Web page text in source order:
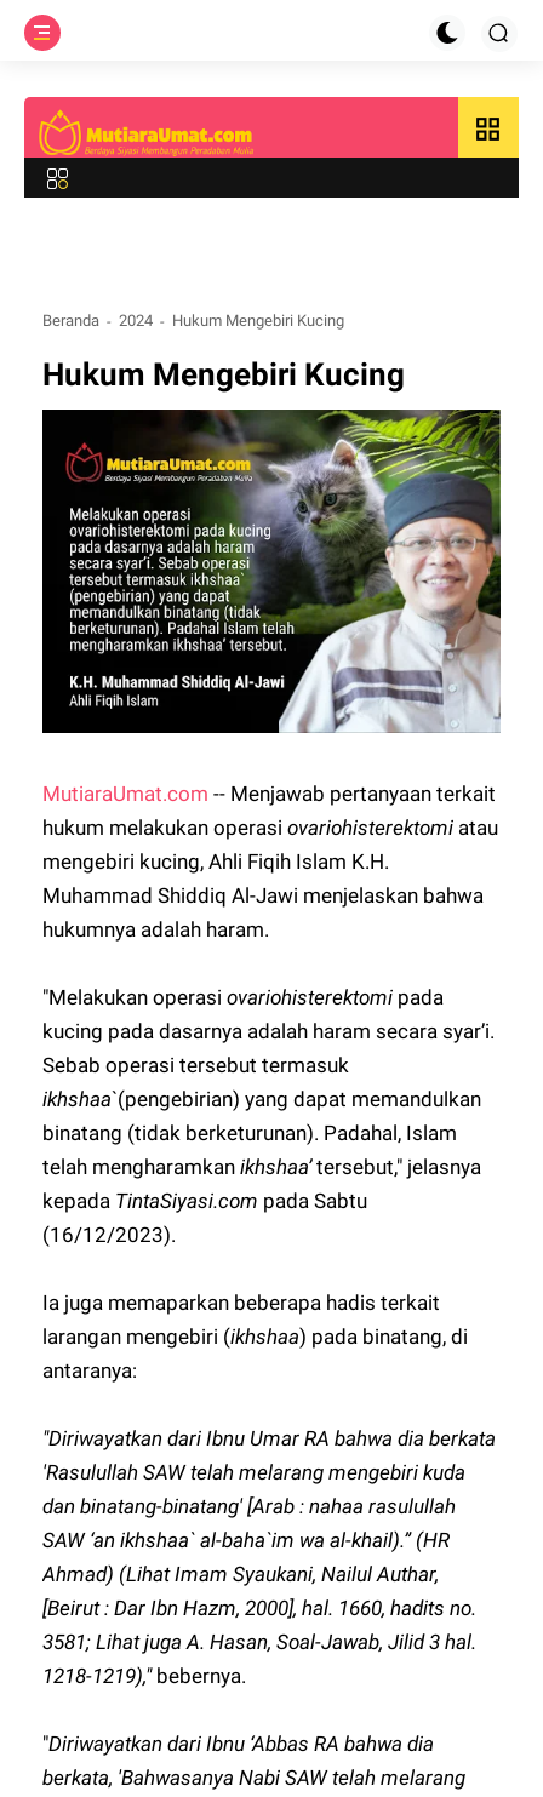
grid_view
Beranda 2024 Hukum Mengebiri Kucing
Hukum Mengebiri Kucing
MutiaraUmat.com -- Menjawab pertanyaan terkait
hukum melakukan operasiovariohisterektomi atau
mengebiri kucing, Ahli Fiqih Islam K.H.
Muhammad Shiddiq Al-Jawi menjelaskan bahwa
hukumnya adalah haram.
"Melakukan operasiovariohisterektomi pada
kucing pada dasarnya adalah haram secara syar’i.
Sebab operasi tersebut termasuk
ikhshaa`(pengebirian) yang dapat memandulkan
binatang (tidak berketurunan). Padahal, Islam
telah mengharamkanikhshaa’tersebut," jelasnya
kepada TintaSiyasi.com pada Sabtu
(16/12/2023).
Ia juga memaparkan beberapa hadis terkait
larangan mengebiri (ikhshaa) pada binatang, di
antaranya:
"Diriwayatkan dari Ibnu Umar RA bahwa dia berkata
'Rasulullah SAW telah melarang mengebiri kuda
dan binatang-binatang' [Arab : nahaa rasulullah
SAW ‘an ikhshaa` al-baha`im wa al-khail).” (HR
Ahmad) (Lihat Imam Syaukani, Nailul Authar,
[Beirut : Dar Ibn Hazm, 2000], hal. 1660, hadits no.
3581; Lihat juga A. Hasan, Soal-Jawab, Jilid 3 hal.
1218-1219),"bebernya.
"Diriwayatkan dari Ibnu ‘Abbas RA bahwa dia
berkata, 'Bahwasanya Nabi SAW telah melarang